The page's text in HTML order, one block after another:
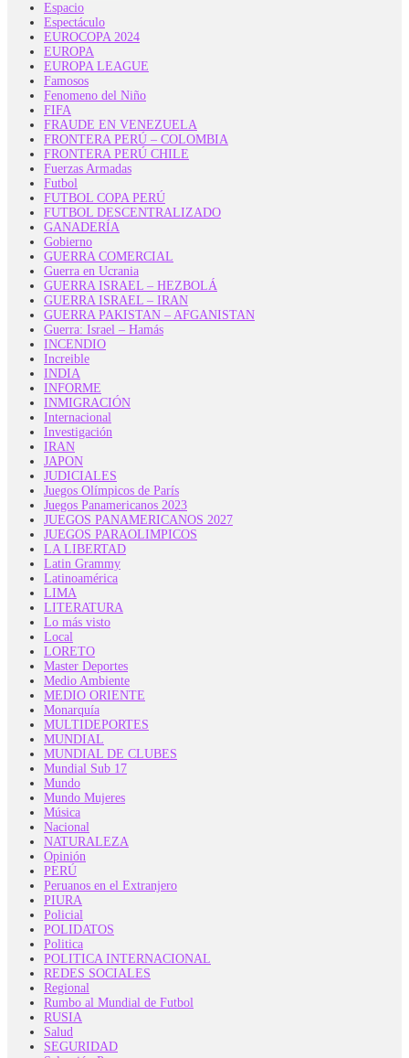
Espacio
Espectáculo
EUROCOPA 2024
EUROPA
EUROPA LEAGUE
Famosos
Fenomeno del Niño
FIFA
FRAUDE EN VENEZUELA
FRONTERA PERÚ – COLOMBIA
FRONTERA PERÚ CHILE
Fuerzas Armadas
Futbol
FUTBOL COPA PERÚ
FUTBOL DESCENTRALIZADO
GANADERÍA
Gobierno
GUERRA COMERCIAL
Guerra en Ucrania
GUERRA ISRAEL – HEZBOLÁ
GUERRA ISRAEL – IRAN
GUERRA PAKISTAN – AFGANISTAN
Guerra: Israel – Hamás
INCENDIO
Increible
INDIA
INFORME
INMIGRACIÓN
Internacional
Investigación
IRAN
JAPON
JUDICIALES
Juegos Olímpicos de París
Juegos Panamericanos 2023
JUEGOS PANAMERICANOS 2027
JUEGOS PARAOLIMPICOS
LA LIBERTAD
Latin Grammy
Latinoamérica
LIMA
LITERATURA
Lo más visto
Local
LORETO
Master Deportes
Medio Ambiente
MEDIO ORIENTE
Monarquía
MULTIDEPORTES
MUNDIAL
MUNDIAL DE CLUBES
Mundial Sub 17
Mundo
Mundo Mujeres
Música
Nacional
NATURALEZA
Opinión
PERÚ
Peruanos en el Extranjero
PIURA
Policial
POLIDATOS
Politica
POLITICA INTERNACIONAL
REDES SOCIALES
Regional
Rumbo al Mundial de Futbol
RUSIA
Salud
SEGURIDAD